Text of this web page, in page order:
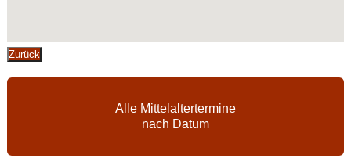
Zurück
Alle Mittelaltertermine
nach Datum